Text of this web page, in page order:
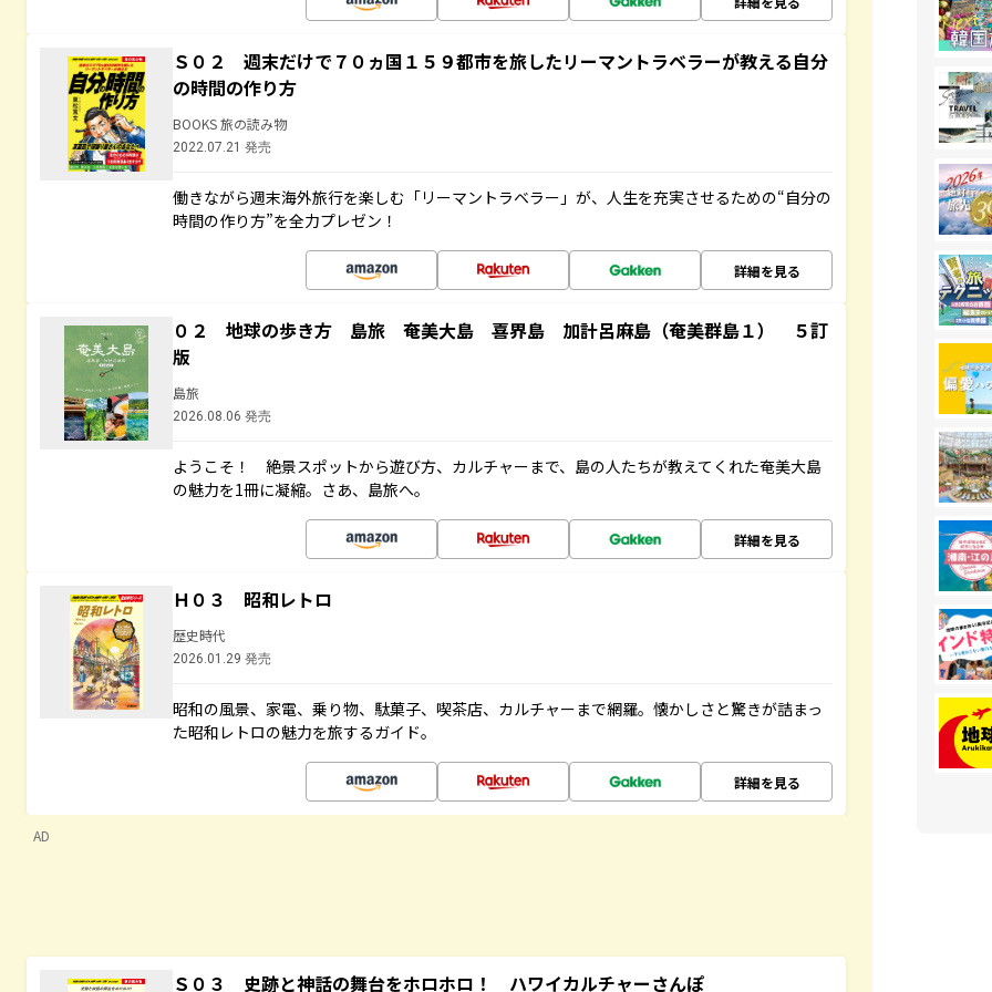
Ｓ０２ 週末だけで７０ヵ国１５９都市を旅したリーマントラベラーが教える自分
の時間の作り方
BOOKS 旅の読み物
2022.07.21 発売
働きながら週末海外旅行を楽しむ「リーマントラベラー」が、人生を充実させるための“自分の
時間の作り方”を全力プレゼン！
詳細を見る
０２ 地球の歩き方 島旅 奄美大島 喜界島 加計呂麻島（奄美群島１） ５訂
版
島旅
2026.08.06 発売
ようこそ！ 絶景スポットから遊び方、カルチャーまで、島の人たちが教えてくれた奄美大島
の魅力を1冊に凝縮。さあ、島旅へ。
詳細を見る
Ｈ０３ 昭和レトロ
歴史時代
2026.01.29 発売
昭和の風景、家電、乗り物、駄菓子、喫茶店、カルチャーまで網羅。懐かしさと驚きが詰まっ
た昭和レトロの魅力を旅するガイド。
詳細を見る
AD
Ｓ０３ 史跡と神話の舞台をホロホロ！ ハワイカルチャーさんぽ